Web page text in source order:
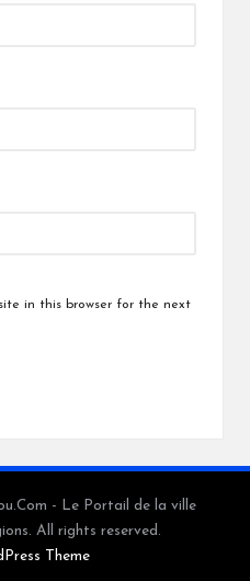
in this browser for the next
- Le Portail de la ville
All rights reserved.
Theme